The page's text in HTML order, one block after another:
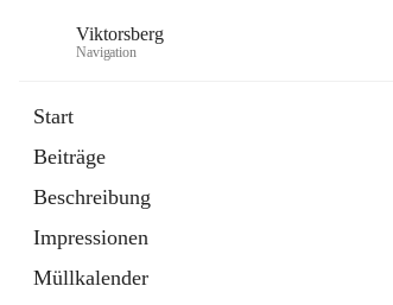
Viktorsberg
Navigation
Start
Beiträge
Beschreibung
Impressionen
Müllkalender